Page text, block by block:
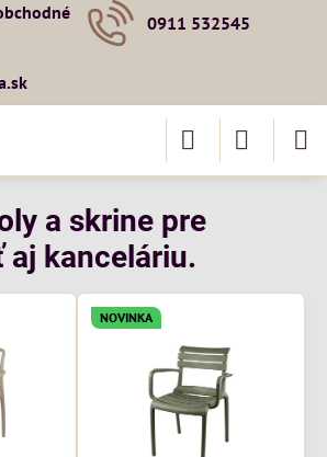
0911 532545
a skrine pre
aj kanceláriu.
NOVINKA